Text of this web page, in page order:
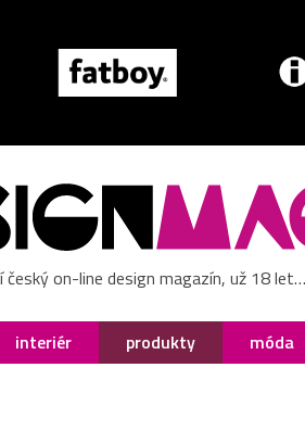
český on-line design magazín, už 18 let…
interiér produkty móda